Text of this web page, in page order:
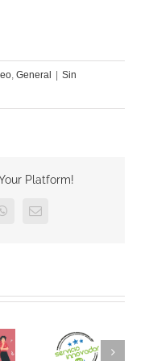
General | Sin
Platform!
WhatsAppCorreo